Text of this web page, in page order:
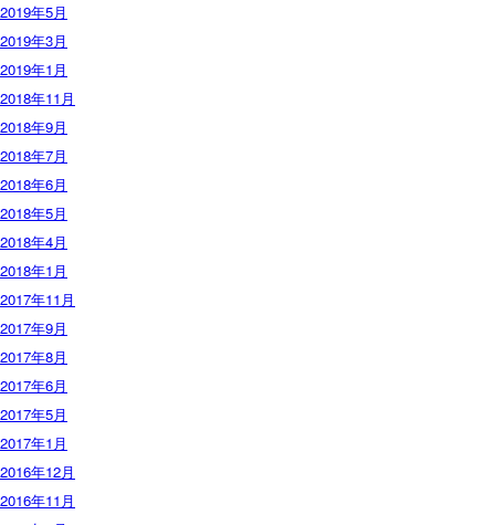
2019年5月
2019年3月
2019年1月
2018年11月
2018年9月
2018年7月
2018年6月
2018年5月
2018年4月
2018年1月
2017年11月
2017年9月
2017年8月
2017年6月
2017年5月
2017年1月
2016年12月
2016年11月